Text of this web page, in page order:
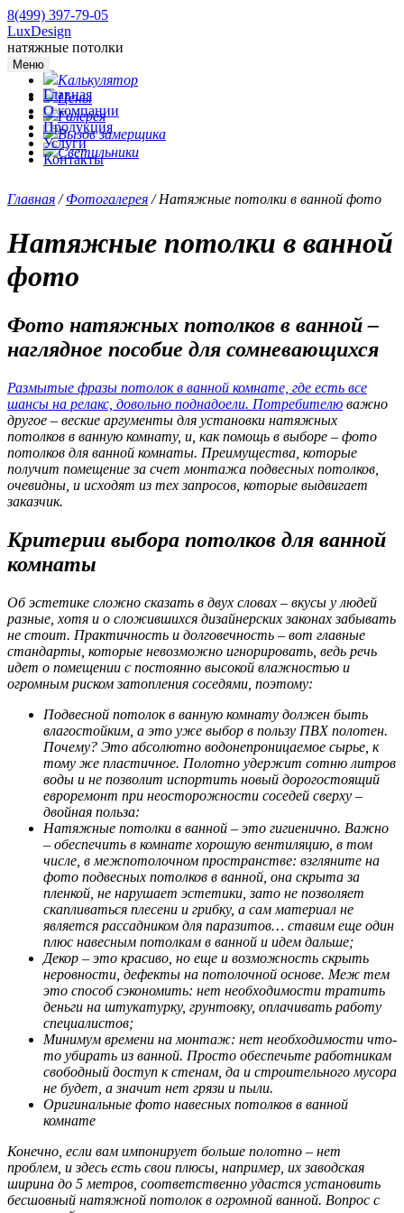
8(499) 397-79-05
LuxDesign
натяжные потолки
Меню
Главная
О компании
Продукция
Услуги
Контакты
Калькулятор
Цены
Галерея
Вызов замерщика
Светильники
Главная /Фотогалерея /Натяжные потолки в ванной фото
Натяжные потолки в ванной
фото
Фото натяжных потолков в ванной –
наглядное пособие для сомневающихся
Размытые фразы потолок в ванной комнате, где есть все
шансы на релакс, довольно поднадоели. Потребителю важно
другое – веские аргументы для установки натяжных
потолков в ванную комнату, и, как помощь в выборе – фото
потолков для ванной комнаты. Преимущества, которые
получит помещение за счет монтажа подвесных потолков,
очевидны, и исходят из тех запросов, которые выдвигает
заказчик.
Критерии выбора потолков для ванной
комнаты
Об эстетике сложно сказать в двух словах – вкусы у людей
разные, хотя и о сложившихся дизайнерских законах забывать
не стоит. Практичность и долговечность – вот главные
стандарты, которые невозможно игнорировать, ведь речь
идет о помещении с постоянно высокой влажностью и
огромным риском затопления соседями, поэтому:
Подвесной потолок в ванную комнату должен быть
влагостойким, а это уже выбор в пользу ПВХ полотен.
Почему? Это абсолютно водонепроницаемое сырье, к
тому же пластичное. Полотно удержит сотню литров
воды и не позволит испортить новый дорогостоящий
евроремонт при неосторожности соседей сверху –
двойная польза:
Натяжные потолки в ванной – это гигиенично. Важно
– обеспечить в комнате хорошую вентиляцию, в том
числе, в межпотолочном пространстве: взгляните на
фото подвесных потолков в ванной, она скрыта за
пленкой, не нарушает эстетики, зато не позволяет
скапливаться плесени и грибку, а сам материал не
является рассадником для паразитов… ставим еще один
плюс навесным потолкам в ванной и идем дальше;
Декор – это красиво, но еще и возможность скрыть
неровности, дефекты на потолочной основе. Меж тем
это способ сэкономить: нет необходимости тратить
деньги на штукатурку, грунтовку, оплачивать работу
специалистов;
Минимум времени на монтаж: нет необходимости что-
то убирать из ванной. Просто обеспечьте работникам
свободный доступ к стенам, да и строительного мусора
не будет, а значит нет грязи и пыли.
Оригинальные фото навесных потолков в ванной
комнате
Конечно, если вам импонирует больше полотно – нет
проблем, и здесь есть свои плюсы, например, их заводская
ширина до 5 метров, соответственно удастся установить
бесшовный натяжной потолок в огромной ванной. Вопрос с